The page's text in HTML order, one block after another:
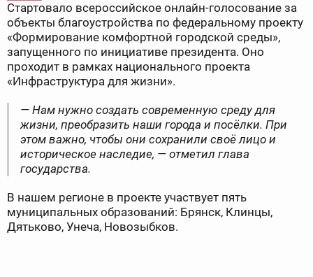
Стартовало всероссийское онлайн-голосование за
объекты благоустройства по федеральному проекту
«Формирование комфортной городской среды»,
запущенного по инициативе президента. Оно
проходит в рамках национального проекта
«Инфраструктура для жизни».
— Нам нужно создать современную среду для
жизни, преобразить наши города и посёлки. При
этом важно, чтобы они сохранили своё лицо и
историческое наследие, — отметил глава
государства.
В нашем регионе в проекте участвует пять
муниципальных образований: Брянск, Клинцы,
Дятьково, Унеча, Новозыбков.